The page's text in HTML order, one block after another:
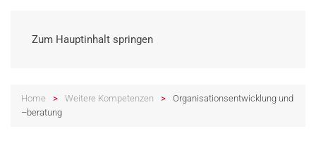
Zum Hauptinhalt springen
Home Weitere Kompetenzen
Organisationsentwicklung und
–beratung